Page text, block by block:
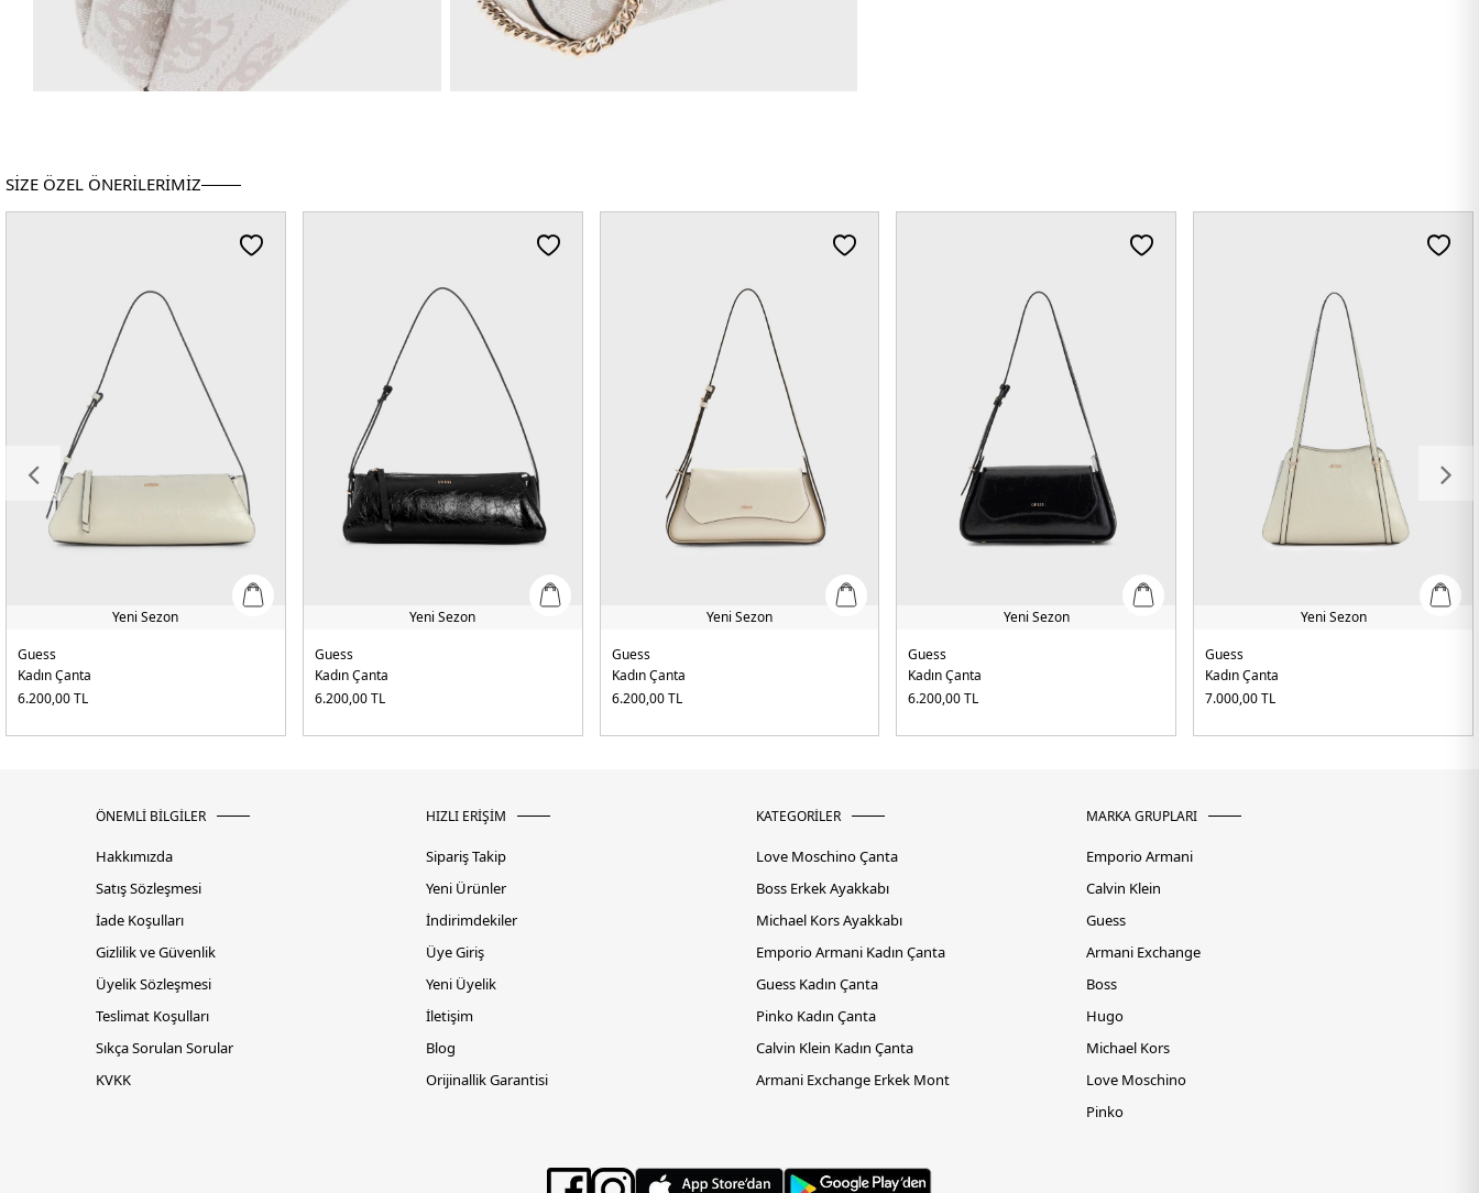
SİZE ÖZEL ÖNERİLERİMİZ
Yeni Sezon
Guess
Kadın Çanta
6.200,00TL
Yeni Sezon
Guess
Kadın Çanta
6.200,00TL
Yeni Sezon
Guess
Kadın Çanta
6.200,00TL
Yeni Sezon
Guess
Kadın Çanta
6.200,00TL
Yeni Sezon
Guess
Kadın Çanta
7.000,00TL
ÖNEMLİ BİLGİLER
Hakkımızda
Satış Sözleşmesi
İade Koşulları
Gizlilik ve Güvenlik
Üyelik Sözleşmesi
Teslimat Koşulları
Sıkça Sorulan Sorular
KVKK
HIZLI ERİŞİM
Sipariş Takip
Yeni Ürünler
İndirimdekiler
Üye Giriş
Yeni Üyelik
İletişim
Blog
Orijinallik Garantisi
KATEGORİLER
Love Moschino Çanta
Boss Erkek Ayakkabı
Michael Kors Ayakkabı
Emporio Armani Kadın Çanta
Guess Kadın Çanta
Pinko Kadın Çanta
Calvin Klein Kadın Çanta
Armani Exchange Erkek Mont
MARKA GRUPLARI
Emporio Armani
Calvin Klein
Guess
Armani Exchange
Boss
Hugo
Michael Kors
Love Moschino
Pinko